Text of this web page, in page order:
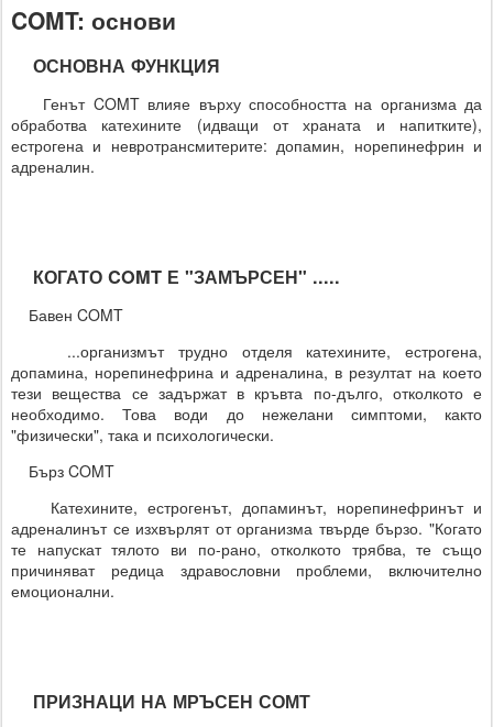
COMT: основи
ОСНОВНА ФУНКЦИЯ
Генът COMT влияе върху способността на организма да
обработва катехините (идващи от храната и напитките),
естрогена и невротрансмитерите: допамин, норепинефрин и
адреналин.
КОГАТО COMT Е "ЗАМЪРСЕН" .....
Бавен COMT
...организмът трудно отделя катехините, естрогена,
допамина, норепинефрина и адреналина, в резултат на което
тези вещества се задържат в кръвта по-дълго, отколкото е
необходимо. Това води до нежелани симптоми, както
"физически", така и психологически.
Бърз COMT
Катехините, естрогенът, допаминът, норепинефринът и
адреналинът се изхвърлят от организма твърде бързо. "Когато
те напускат тялото ви по-рано, отколкото трябва, те също
причиняват редица здравословни проблеми, включително
емоционални.
ПРИЗНАЦИ НА МРЪСЕН СОМТ